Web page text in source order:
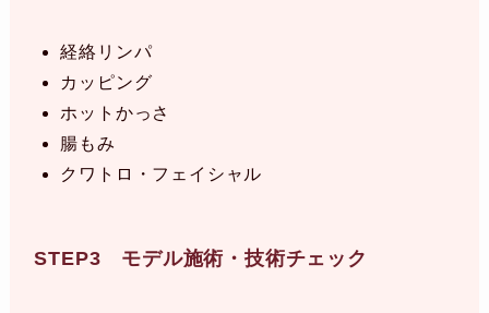
経絡リンパ
カッピング
ホットかっさ
腸もみ
クワトロ・フェイシャル
STEP3 モデル施術・技術チェック